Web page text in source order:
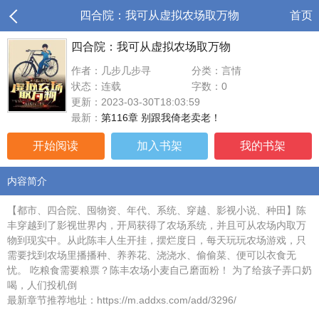
四合院：我可从虚拟农场取万物 首页
四合院：我可从虚拟农场取万物
作者：几步几步寻
分类：言情
状态：连载
字数：0
更新：2023-03-30T18:03:59
最新： 第116章 别跟我倚老卖老！
开始阅读 加入书架 我的书架
内容简介
【都市、四合院、囤物资、年代、系统、穿越、影视小说、种田】陈
丰穿越到了影视世界内，开局获得了农场系统，并且可从农场内取万
物到现实中。从此陈丰人生开挂，摆烂度日，每天玩玩农场游戏，只
需要找到农场里播播种、养养花、浇浇水、偷偷菜、便可以衣食无
忧。 吃粮食需要粮票？陈丰农场小麦自己磨面粉！ 为了给孩子弄口奶
喝，人们投机倒
最新章节推荐地址：https://m.addxs.com/add/3296/